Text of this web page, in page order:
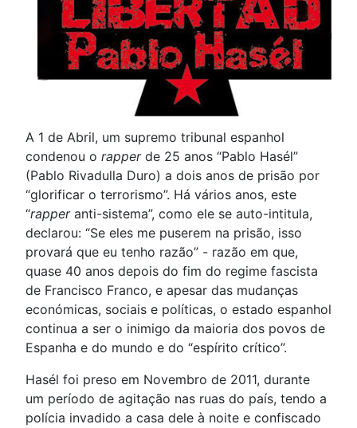
A 1 de Abril, um supremo tribunal espanhol
condenou o rapperde 25 anos “Pablo Hasél”
(Pablo Rivadulla Duro) a dois anos de prisão por
“glorificar o terrorismo”. Há vários anos, este
“rapperanti-sistema”, como ele se auto-intitula,
declarou: “Se eles me puserem na prisão, isso
provará que eu tenho razão” - razão em que,
quase 40 anos depois do fim do regime fascista
de Francisco Franco, e apesar das mudanças
económicas, sociais e políticas, o estado espanhol
continua a ser o inimigo da maioria dos povos de
Espanha e do mundo e do “espírito crítico”.
Hasél foi preso em Novembro de 2011, durante
um período de agitação nas ruas do país, tendo a
polícia invadido a casa dele à noite e confiscado